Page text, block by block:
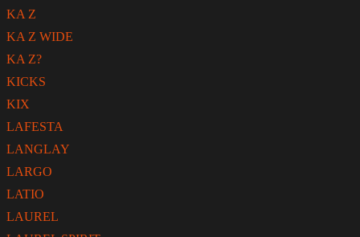
KA Z
KA Z WIDE
KA Z?
KICKS
KIX
LAFESTA
LANGLAY
LARGO
LATIO
LAUREL